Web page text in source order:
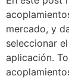
mercado, y
seleccionar
aplicación.